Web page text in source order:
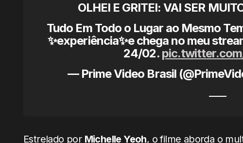
OLHEI E GRITEI: VAI SER
Tudo Em Todo o Lugar ao Mesmo
✨experiência✨e chega no meu
24/02.
— Prime Video Brasil
Estrelado por Michelle Yeoh, o filme aborda o